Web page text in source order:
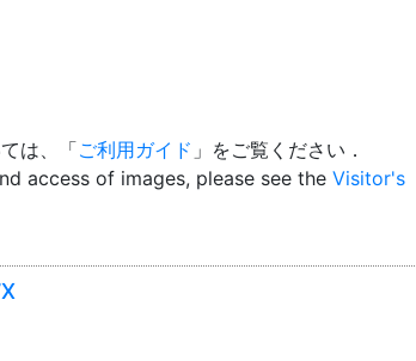
は、「ご利用ガイド 」をご覧ください．
access of images, please see the Visitor's